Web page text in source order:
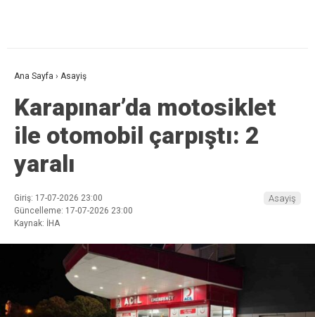
Ana Sayfa › Asayiş
Karapınar’da motosiklet
ile otomobil çarpıştı: 2
yaralı
Giriş: 17-07-2026 23:00
Güncelleme: 17-07-2026 23:00
Kaynak: İHA
Asayiş